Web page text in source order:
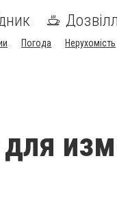
Погода Нерухомість